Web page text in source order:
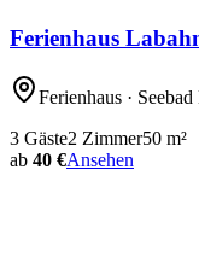
Ferienhaus
Ferienhaus ·
3 Gäste2 Zimmer50 m²
ab 40 €Ansehen